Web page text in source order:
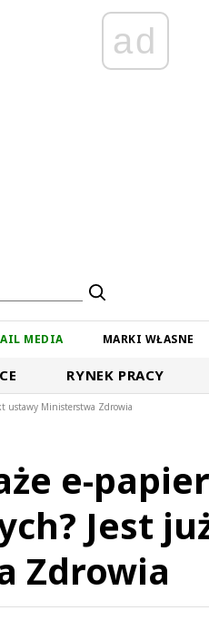
ad
MEDIA MARKI WŁASNE
RYNEK PRACY
ustawy Ministerstwa Zdrowia
e-
Jest
Zdrowia